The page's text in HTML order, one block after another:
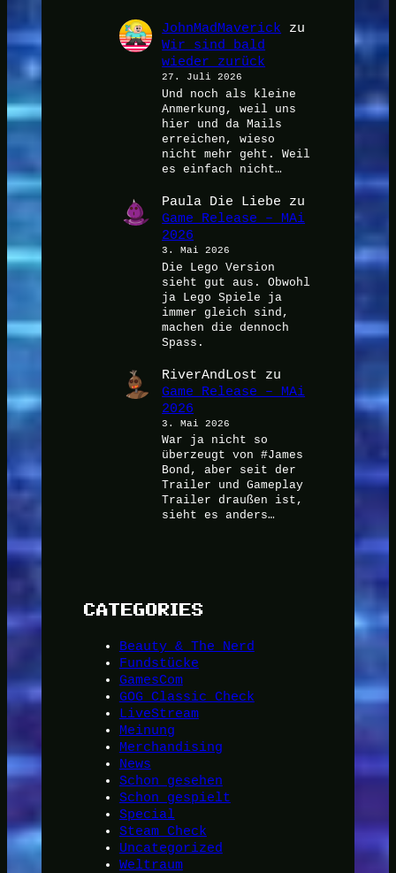
JohnMadMaverick zu
Wir sind bald
wieder zurück
27. Juli 2026
Und noch als kleine
Anmerkung, weil uns
hier und da Mails
erreichen, wieso
nicht mehr geht. Weil
es einfach nicht…
Paula Die Liebe zu
Game Release – MAi
2026
3. Mai 2026
Die Lego Version
sieht gut aus. Obwohl
ja Lego Spiele ja
immer gleich sind,
machen die dennoch
Spass.
RiverAndLost zu
Game Release – MAi
2026
3. Mai 2026
War ja nicht so
überzeugt von #James
Bond, aber seit der
Trailer und Gameplay
Trailer draußen ist,
sieht es anders…
CATEGORIES
Beauty & The Nerd
Fundstücke
GamesCom
GOG Classic Check
LiveStream
Meinung
Merchandising
News
Schon gesehen
Schon gespielt
Special
Steam Check
Uncategorized
Weltraum